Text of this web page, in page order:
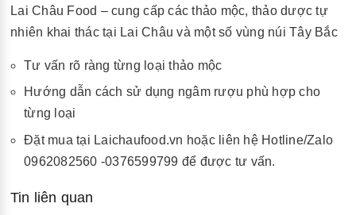
Lai Châu Food – cung cấp các thảo mộc, thảo dược tự
nhiên khai thác tại Lai Châu và một số vùng núi Tây Bắc
Tư vấn rõ ràng từng loại thảo mộc
Hướng dẫn cách sử dụng ngâm rượu phù hợp cho
từng loại
Đặt mua tại Laichaufood.vn hoặc liên hệ Hotline/Zalo
0962082560 -0376599799 để được tư vấn.
Tin liên quan